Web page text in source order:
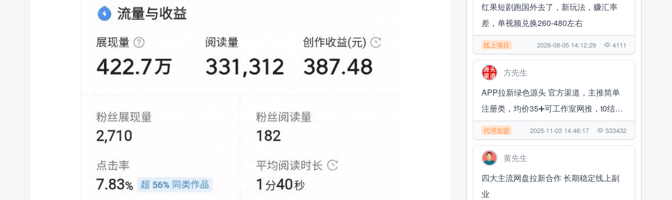
红果短剧跑国外去了，新玩法，赚汇率
差，单视频兑换260-480左右
线上项目 2026-08-05 14:12:29 4111
方先生
APP拉新绿色源头 官方渠道，主推简单
注册类，均价35➕可工作室网推，t0结算
✔帮扶落地
代理加盟 2025-11-03 14:46:17 533432
黄先生
四大主流网盘拉新合作 长期稳定线上副
业